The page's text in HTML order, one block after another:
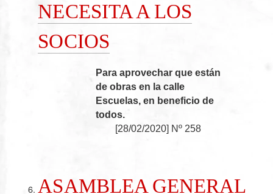
NECESITA A LOS
SOCIOS
Para aprovechar que están
de obras en la calle
Escuelas, en beneficio de
todos.
[28/02/2020] Nº 258
ASAMBLEA GENERAL